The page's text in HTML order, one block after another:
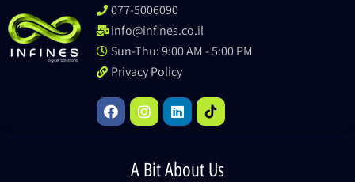
077-5006090
info@infines.co.il
Sun-Thu: 9:00 AM - 5:00 PM
Privacy Policy
A Bit About Us